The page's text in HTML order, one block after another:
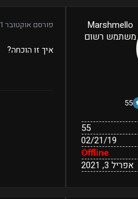
Marshmello
משתמש רשום
55
55
02/21/19
Offline
אפריל 3, 2021
פורסם אוקטובר 31, 2019
איך זו הוכחה?